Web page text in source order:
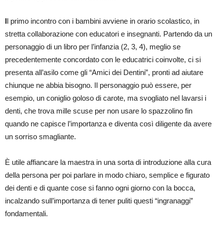
Il primo incontro con i bambini avviene in orario scolastico, in
stretta collaborazione con educatori e insegnanti. Partendo da un
personaggio di un libro per l’infanzia (2, 3, 4), meglio se
precedentemente concordato con le educatrici coinvolte, ci si
presenta all’asilo come gli “Amici dei Dentini”, pronti ad aiutare
chiunque ne abbia bisogno. Il personaggio può essere, per
esempio, un coniglio goloso di carote, ma svogliato nel lavarsi i
denti, che trova mille scuse per non usare lo spazzolino fin
quando ne capisce l’importanza e diventa così diligente da avere
un sorriso smagliante.
È utile affiancare la maestra in una sorta di introduzione alla cura
della persona per poi parlare in modo chiaro, semplice e figurato
dei denti e di quante cose si fanno ogni giorno con la bocca,
incalzando sull’importanza di tener puliti questi “ingranaggi”
fondamentali.